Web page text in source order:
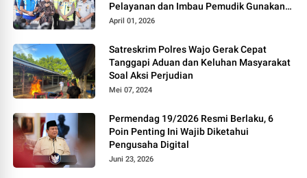
Pelayanan dan Imbau Pemudik Gunakan
Rest Area Alternatif
April 01, 2026
Satreskrim Polres Wajo Gerak Cepat
Tanggapi Aduan dan Keluhan Masyarakat
Soal Aksi Perjudian
Mei 07, 2024
Permendag 19/2026 Resmi Berlaku, 6
Poin Penting Ini Wajib Diketahui
Pengusaha Digital
Juni 23, 2026